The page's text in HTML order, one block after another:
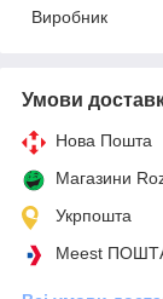
Виробник
Умови
Нова Пошта
Магазини
Укрпошта
Meest